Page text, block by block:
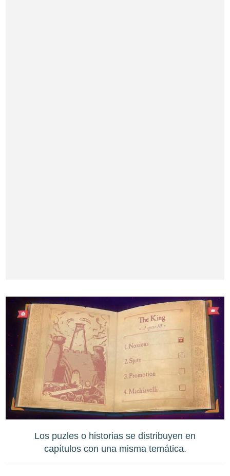
Los puzles o historias se distribuyen en
capítulos con una misma temática.